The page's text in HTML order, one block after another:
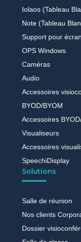
Iolaos (Tableau
Note (Tableau
Support pour
OPS Windows
Caméras
Audio
Accessoires
BYOD/BYOM
Accessoires
Visualiseurs
Accessoires
SpeechiDisplay
Solutions
Salle de réunion
Nos clients
Dossier